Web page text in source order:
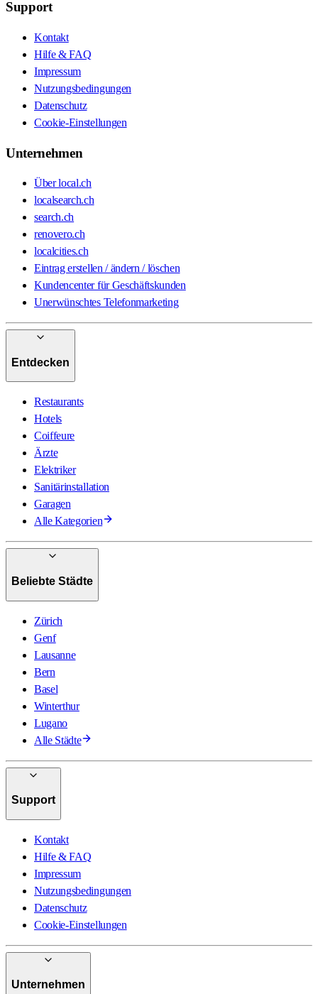
Support
Kontakt
Hilfe & FAQ
Impressum
Nutzungsbedingungen
Datenschutz
Cookie-Einstellungen
Unternehmen
Über local.ch
localsearch.ch
search.ch
renovero.ch
localcities.ch
Eintrag erstellen / ändern / löschen
Kundencenter für Geschäftskunden
Unerwünschtes Telefonmarketing
Entdecken
Restaurants
Hotels
Coiffeure
Ärzte
Elektriker
Sanitärinstallation
Garagen
Alle Kategorien
Beliebte Städte
Zürich
Genf
Lausanne
Bern
Basel
Winterthur
Lugano
Alle Städte
Support
Kontakt
Hilfe & FAQ
Impressum
Nutzungsbedingungen
Datenschutz
Cookie-Einstellungen
Unternehmen